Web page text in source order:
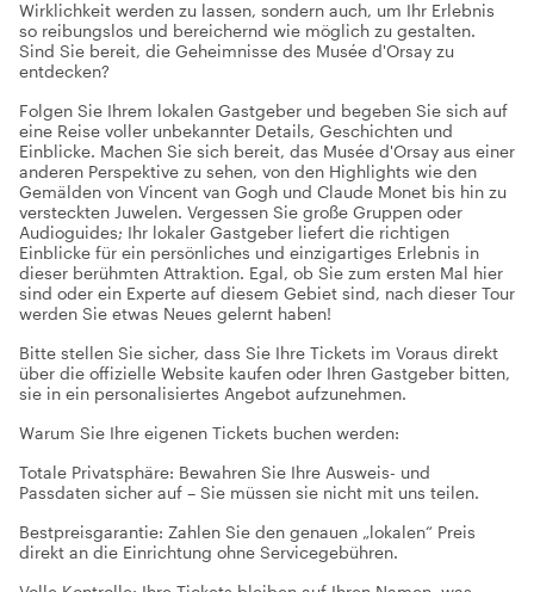
Wirklichkeit werden zu lassen, sondern auch, um Ihr Erlebnis
so reibungslos und bereichernd wie möglich zu gestalten.
Sind Sie bereit, die Geheimnisse des Musée d'Orsay zu
entdecken?
Folgen Sie Ihrem lokalen Gastgeber und begeben Sie sich auf
eine Reise voller unbekannter Details, Geschichten und
Einblicke. Machen Sie sich bereit, das Musée d'Orsay aus einer
anderen Perspektive zu sehen, von den Highlights wie den
Gemälden von Vincent van Gogh und Claude Monet bis hin zu
versteckten Juwelen. Vergessen Sie große Gruppen oder
Audioguides; Ihr lokaler Gastgeber liefert die richtigen
Einblicke für ein persönliches und einzigartiges Erlebnis in
dieser berühmten Attraktion. Egal, ob Sie zum ersten Mal hier
sind oder ein Experte auf diesem Gebiet sind, nach dieser Tour
werden Sie etwas Neues gelernt haben!
Bitte stellen Sie sicher, dass Sie Ihre Tickets im Voraus direkt
über die offizielle Website kaufen oder Ihren Gastgeber bitten,
sie in ein personalisiertes Angebot aufzunehmen.
Warum Sie Ihre eigenen Tickets buchen werden:
Totale Privatsphäre: Bewahren Sie Ihre Ausweis- und
Passdaten sicher auf – Sie müssen sie nicht mit uns teilen.
Bestpreisgarantie: Zahlen Sie den genauen „lokalen“ Preis
direkt an die Einrichtung ohne Servicegebühren.